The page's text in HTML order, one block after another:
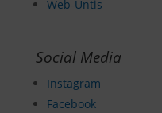
Web-Untis
Social Media
Instagram
Facebook